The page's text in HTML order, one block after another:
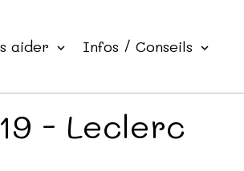
aider Infos / Conseils
- Leclerc